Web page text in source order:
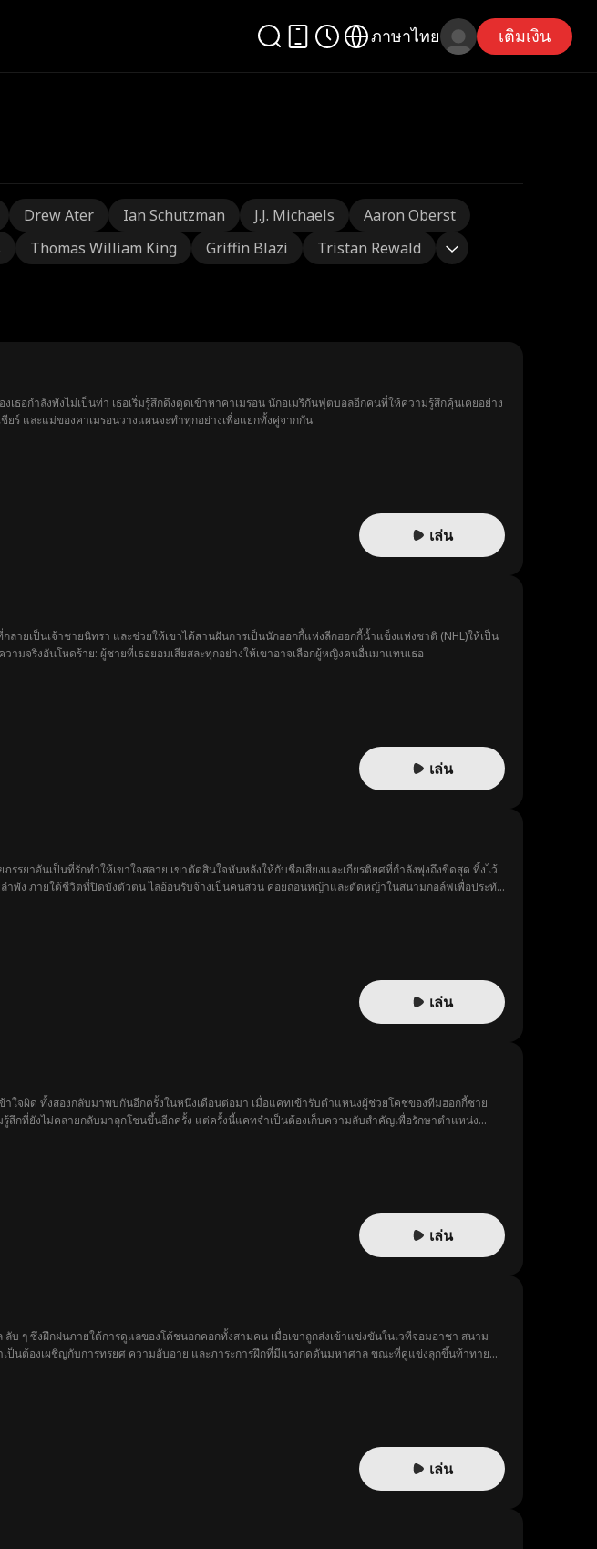
ภาษาไทย เติมเงิน
Drew Ater Ian Schutzman J.J. Michaels
Aaron Oberst
Thomas William King Griffin Blazi Tristan Rewald
อกำลังพังไม่เป็นท่า เธอเริ่มรู้สึกดึงดูดเข้าหาคาเมรอน นักอเมริกันฟุตบอลอีกคนที่ให้ความรู้สึกคุ้นเคยอย่าง
ร์ และแม่ของคาเมรอนวางแผนจะทำทุกอย่างเพื่อแยกทั้งคู่จากกัน
เล่น
ายเป็นเจ้าชายนิทรา และช่วยให้เขาได้สานฝันการเป็นนักฮอกกี้แห่งลีกฮอกกี้น้ำแข็งแห่งชาติ (NHL)ให้เป็น
มจริงอันโหดร้าย: ผู้ชายที่เธอยอมเสียสละทุกอย่างให้เขาอาจเลือกผู้หญิงคนอื่นมาแทนเธอ
เล่น
ยาอันเป็นที่รักทำให้เขาใจสลาย เขาตัดสินใจหันหลังให้กับชื่อเสียงและเกียรติยศที่กำลังพุ่งถึงขีดสุด ทิ้งไว้
ลำพัง ภายใต้ชีวิตที่ปิดบังตัวตน ไลอ้อนรับจ้างเป็นคนสวน คอยถอนหญ้าและตัดหญ้าในสนามกอล์ฟเพื่อประทัง
เล่น
จผิด ทั้งสองกลับมาพบกันอีกครั้งในหนึ่งเดือนต่อมา เมื่อแคทเข้ารับตำแหน่งผู้ช่วยโคชของทีมฮอกกี้ชาย
กที่ยังไม่คลายกลับมาลุกโชนขึ้นอีกครั้ง แต่ครั้งนี้แคทจำเป็นต้องเก็บความลับสำคัญเพื่อรักษาตำแหน่ง
เล่น
ๆ ซึ่งฝึกฝนภายใต้การดูแลของโค้ชนอกคอกทั้งสามคน เมื่อเขาถูกส่งเข้าแข่งขันในเวทีจอมอาชา สนาม
ป็นต้องเผชิญกับการทรยศ ความอับอาย และภาระการฝึกที่มีแรงกดดันมหาศาล ขณะที่คู่แข่งลุกขึ้นท้าทาย
เล่น